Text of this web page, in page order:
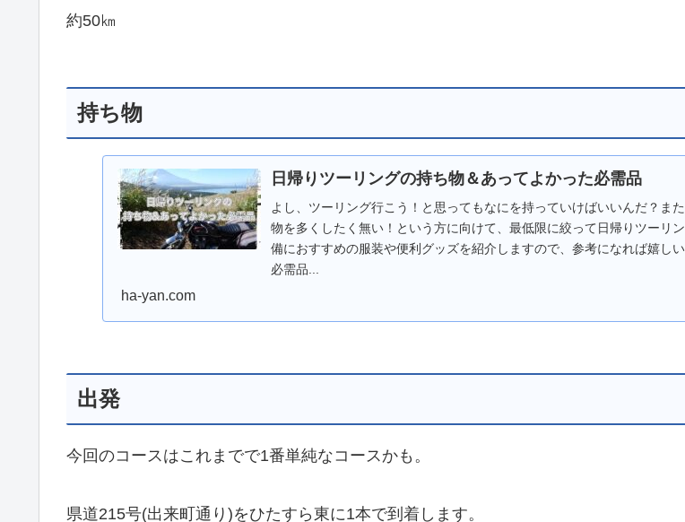
約50㎞
持ち物
日帰りツーリングの持ち物＆あってよかった必需品
よし、ツーリング行こう！と思ってもなにを持っていけばいいんだ？ま
物を多くしたく無い！という方に向けて、最低限に絞って日帰りツーリ
備におすすめの服装や便利グッズを紹介しますので、参考になれば嬉しい
必需品...
ha-yan.com
出発
今回のコースはこれまでで1番単純なコースかも。
県道215号(出来町通り)をひたすら東に1本で到着します。